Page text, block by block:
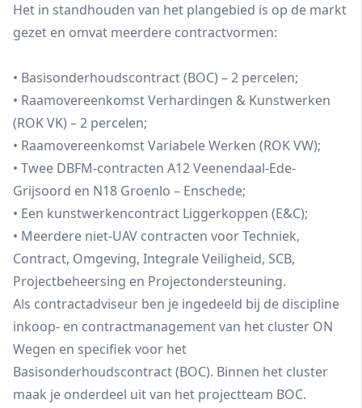
Het in standhouden van het plangebied is op de markt
gezet en omvat meerdere contractvormen:
• Basisonderhoudscontract (BOC) – 2 percelen;
• Raamovereenkomst Verhardingen & Kunstwerken
(ROK VK) – 2 percelen;
• Raamovereenkomst Variabele Werken (ROK VW);
• Twee DBFM-contracten A12 Veenendaal-Ede-
Grijsoord en N18 Groenlo – Enschede;
• Een kunstwerkencontract Liggerkoppen (E&C);
• Meerdere niet-UAV contracten voor Techniek,
Contract, Omgeving, Integrale Veiligheid, SCB,
Projectbeheersing en Projectondersteuning.
Als contractadviseur ben je ingedeeld bij de discipline
inkoop- en contractmanagement van het cluster ON
Wegen en specifiek voor het
Basisonderhoudscontract (BOC). Binnen het cluster
maak je onderdeel uit van het projectteam BOC.